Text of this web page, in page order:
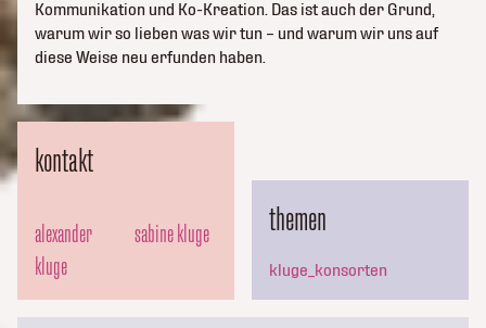
kontakt
alexander
kluge
sabine kluge
Kommunikation und Ko-Kreation. Das ist auch der Grund,
warum wir so lieben was wir tun – und warum wir uns auf
diese Weise neu erfunden haben.
themen
kluge_konsorten